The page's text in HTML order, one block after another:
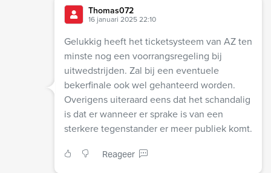
Thomas072
16 januari 2025 22:10
Gelukkig heeft het ticketsysteem van AZ ten
minste nog een voorrangsregeling bij
uitwedstrijden. Zal bij een eventuele
bekerfinale ook wel gehanteerd worden.
Overigens uiteraard eens dat het schandalig
is dat er wanneer er sprake is van een
sterkere tegenstander er meer publiek komt.
Reageer